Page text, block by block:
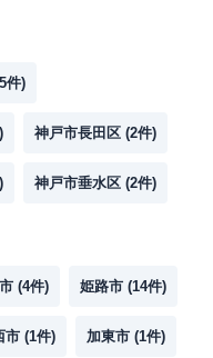
5件)
神戸市長田区 (2件)
神戸市垂水区 (2件)
(4件) 姫路市 (14件)
市 (1件) 加東市 (1件)